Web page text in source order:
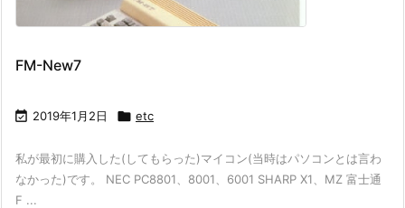
FM-New7
 2019年1月2日  etc
私が最初に購入した(してもらった)マイコン(当時はパソコンとは言わ
なかった)です。 NEC PC8801、8001、6001 SHARP X1、MZ 富士通
F ...